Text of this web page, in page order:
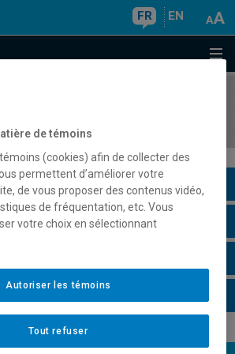
FR EN
de témoins
(cookies) afin de collecter des
permettent d’améliorer votre
de vous proposer des contenus vidéo,
de fréquentation, etc. Vous
votre choix en sélectionnant
Tout refuser
Autoriser les témoins